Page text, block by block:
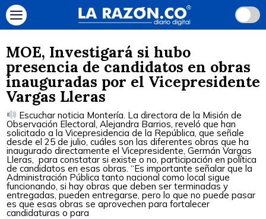
MOE, Investigará si hubo
presencia de candidatos en obras
inauguradas por el Vicepresidente
Vargas Lleras
Escuchar noticia Montería. La directora de la Misión de
Observación Electoral, Alejandra Barrios, reveló que han
solicitado a la Vicepresidencia de la República, que señale
desde el 25 de julio, cuáles son las diferentes obras que ha
inaugurado directamente el Vicepresidente, Germán Vargas
Lleras, para constatar si existe o no, participación en política
de candidatos en esas obras. “Es importante señalar que la
Administración Pública tanto nacional como local sigue
funcionando, si hay obras que deben ser terminadas y
entregadas, pueden entregarse, pero lo que no puede pasar
es que esas obras se aprovechen para fortalecer
candidaturas o para